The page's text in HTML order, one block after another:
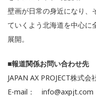
壁画が日常の身近になり、
ていくよう北海道を中心に
展開。
■報道関係お問い合わせ先
JAPAN AX PROJECT株式
E-mail： info@axpjt.com